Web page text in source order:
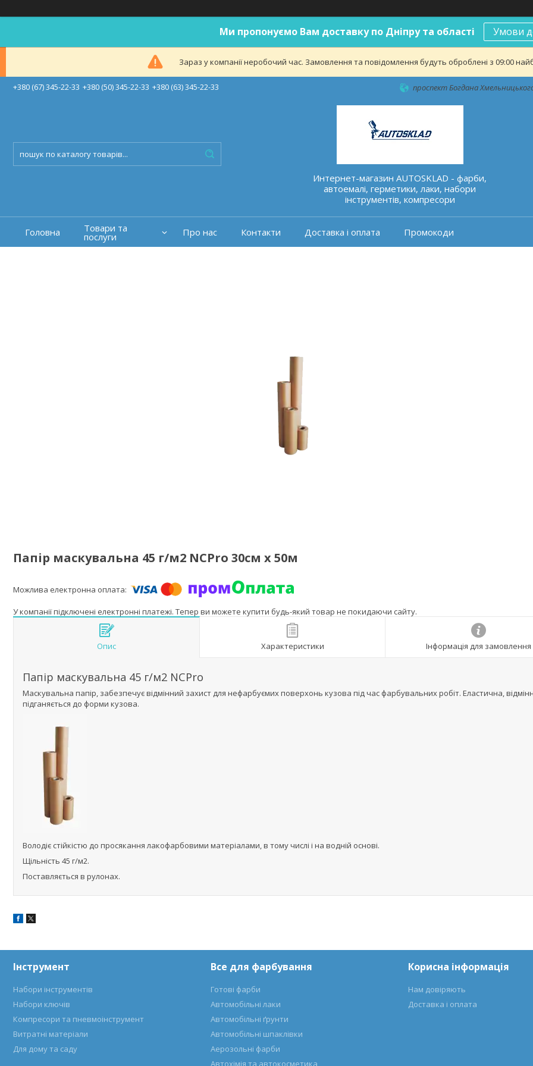
Ми пропонуємо Вам доставку по Дніпру та області Умови
Зараз у компанії неробочий час. Замовлення та повідомлення будуть оброблені з 09:00
+380 (67) 345-22-33 +380 (50) 345-22-33 +380 (63) 345-22-33 проспект Богдана
Интернет-магазин AUTOSKLAD - фарби,
автоемалі, герметики, лаки, набори
інструментів, компресори
Головна Товари та
послуги Про нас Контакти Доставка і оплата Промокоди
Папір маскувальна 45 г/м2 NCPro 30см х 50м
У компанії підключені електронні платежі. Тепер ви можете купити будь-який товар не покидаючи сайту.
Опис Характеристики Інформація для замовлення
Папір маскувальна 45 г/м2 NCPro
Маскувальна папір, забезпечує відмінний захист для нефарбуємих поверхонь кузова під час фарбувальних робіт. Еластична,
підганяється до форми кузова.
Володіє стійкістю до просякання лакофарбовими матеріалами, в тому числі і на водній основі.
Щільність 45 г/м2.
Поставляється в рулонах.
Інструмент
Набори інструментів
Набори ключів
Компресори та пневмоінструмент
Витратні матеріали
Для дому та саду
Все для фарбування
Готові фарби
Автомобільні лаки
Автомобільні ґрунти
Автомобільні шпаклівки
Аерозольні фарби
Автохімія та автокосметика
Корисна інформація
Нам довіряють
Доставка і оплата